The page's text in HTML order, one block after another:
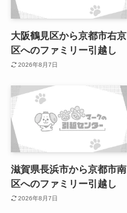
大阪鶴見区から京都市右京
区へのファミリー引越し
2026年8月7日
滋賀県長浜市から京都市南
区へのファミリー引越し
2026年8月7日